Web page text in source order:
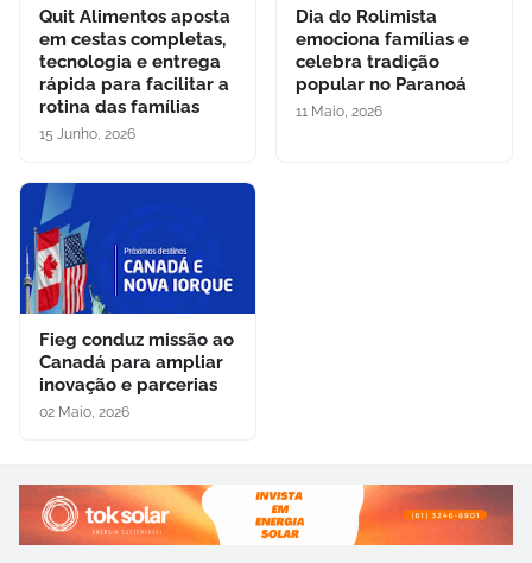
Quit Alimentos aposta
em cestas completas,
tecnologia e entrega
rápida para facilitar a
rotina das famílias
15 Junho, 2026
Dia do Rolimista
emociona famílias e
celebra tradição
popular no Paranoá
11 Maio, 2026
Fieg conduz missão ao
Canadá para ampliar
inovação e parcerias
02 Maio, 2026